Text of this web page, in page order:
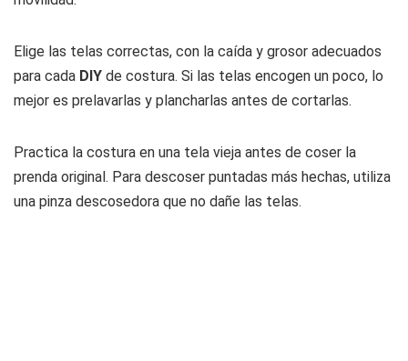
Elige las telas correctas, con la caída y grosor adecuados
para cada DIY de costura. Si las telas encogen un poco, lo
mejor es prelavarlas y plancharlas antes de cortarlas.
Practica la costura en una tela vieja antes de coser la
prenda original. Para descoser puntadas más hechas, utiliza
una pinza descosedora que no dañe las telas.